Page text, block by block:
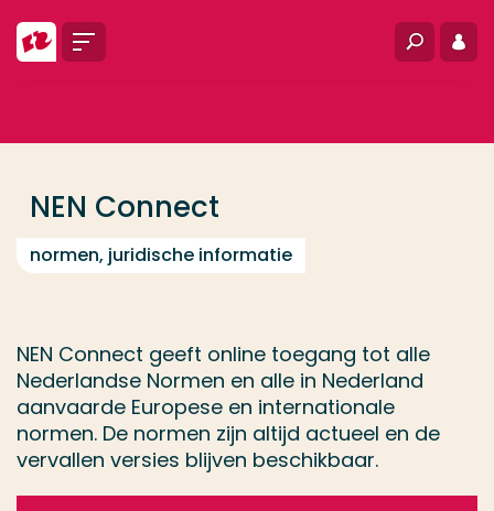
Menu Zoeken
NEN Connect
normen, juridische informatie
NEN Connect geeft online toegang tot alle
Nederlandse Normen en alle in Nederland
aanvaarde Europese en internationale
normen. De normen zijn altijd actueel en de
vervallen versies blijven beschikbaar.
Contact